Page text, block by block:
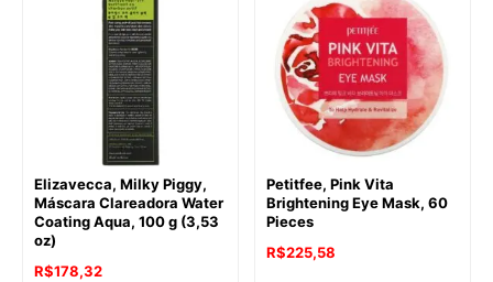
Elizavecca, Milky Piggy,
Máscara Clareadora Water
Coating Aqua, 100 g (3,53
oz)
R$178,32
Petitfee, Pink Vita
Brightening Eye Mask, 60
Pieces
R$225,58